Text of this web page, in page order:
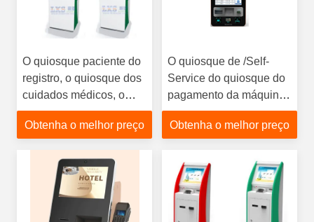
O quiosque paciente do
registro, o quiosque dos
cuidados médicos, o
quiosque médico ou o
hospital, fabricante LKS
Obtenha o melhor preço
O quiosque de /Self-
Service do quiosque do
pagamento da máquina
de venda automática/Bill
do bilhete de
comunidade, ganha o
tempo, aumenta a
eficiência
Obtenha o melhor preço